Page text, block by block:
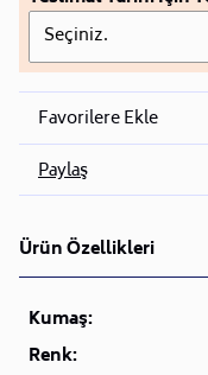
Seçiniz.
Favorilere Ekle
Paylaş
Ürün Özellikleri
Kumaş:
Renk: